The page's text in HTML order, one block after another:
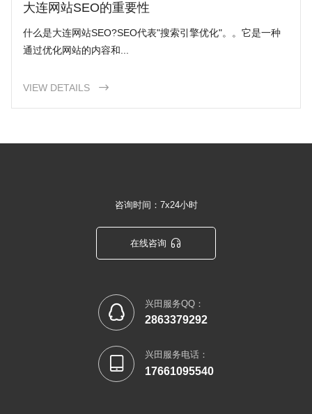
大连网站SEO的重要性
什么是大连网站SEO?SEO代表"搜索引擎优化"。。它是一种
通过优化网站的内容和...
VIEW DETAILS 
咨询时间：7x24小时
在线咨询 
 兴田服务QQ：
2863379292
 兴田服务电话：
17661095540